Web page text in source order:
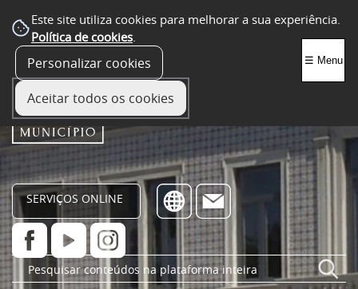
Este site utiliza cookies para melhorar a sua experiência.
Política de cookies.
Personalizar cookies
Aceitar todos os cookies
SERVIÇOS ONLINE
☰ Menu